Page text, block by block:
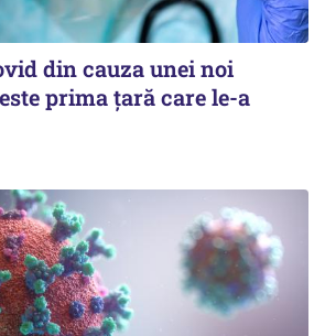
din cauza unei noi
prima țară care le-a